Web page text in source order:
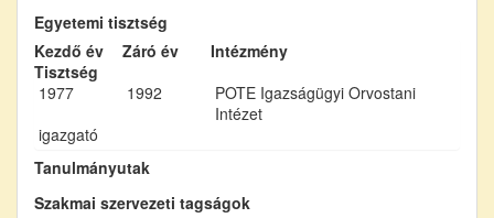
Egyetemi tisztség
Kezdő év
Záró év
Intézmény
Tisztség
1977
1992
POTE Igazságügyi Orvostani
Intézet
igazgató
Tanulmányutak
Szakmai szervezeti tagságok